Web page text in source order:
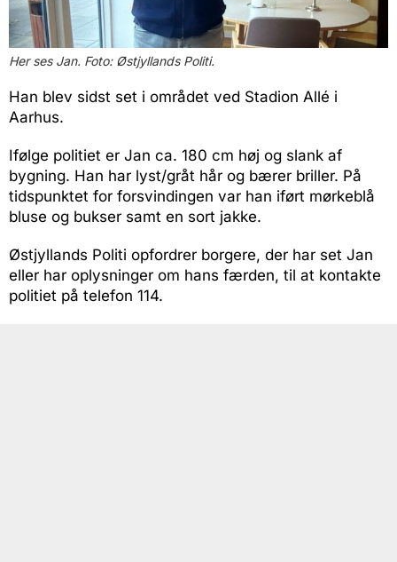
Her ses Jan. Foto: Østjyllands Politi.
Han blev sidst set i området ved Stadion Allé i
Aarhus.
Ifølge politiet er Jan ca. 180 cm høj og slank af
bygning. Han har lyst/gråt hår og bærer briller. På
tidspunktet for forsvindingen var han iført mørkeblå
bluse og bukser samt en sort jakke.
Østjyllands Politi opfordrer borgere, der har set Jan
eller har oplysninger om hans færden, til at kontakte
politiet på telefon 114.